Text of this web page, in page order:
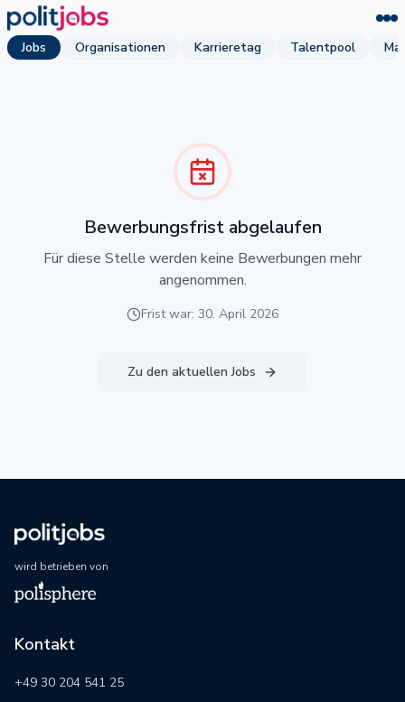
Jobs Organisationen Karrieretag Talentpool
Bewerbungsfrist abgelaufen
Für diese Stelle werden keine Bewerbungen mehr
angenommen.
Frist war: 30. April 2026
Zu den aktuellen Jobs
wird betrieben von
Kontakt
+49 30 204 541 25